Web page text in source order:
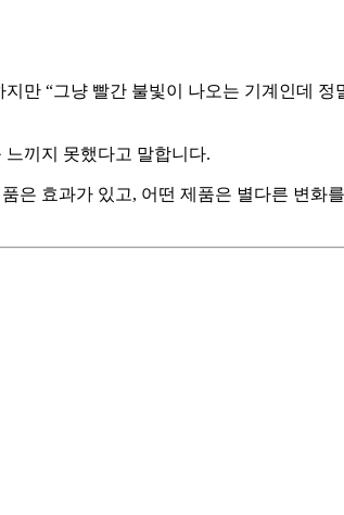
만 “그냥 빨간 불빛이 나오는 기계인데 정
끼지 못했다고 말합니다.
은 효과가 있고, 어떤 제품은 별다른 변화